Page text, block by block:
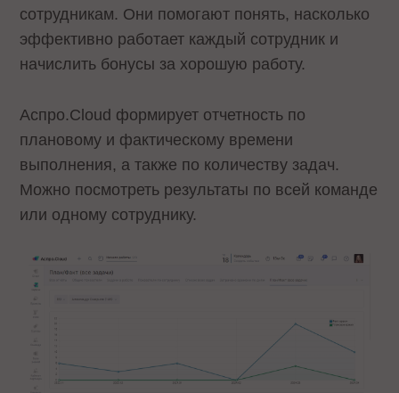
сотрудникам. Они помогают понять, насколько
эффективно работает каждый сотрудник и
начислить бонусы за хорошую работу.
Аспро.Cloud формирует отчетность по
плановому и фактическому времени
выполнения, а также по количеству задач.
Можно посмотреть результаты по всей команде
или одному сотруднику.